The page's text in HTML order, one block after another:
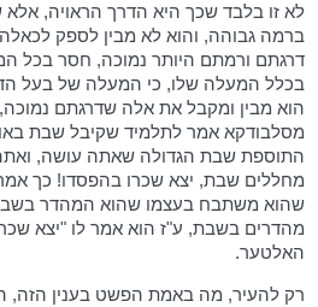
לא זו בלבד שכך היא הדרך הראויה,
ברמה גבוהה, והוא לא מבין לספק
דרגתם ורמתם היותר נמוכה, חסר בכל
בכלל המעלה שלו, כי המעלה של בעל
הוא מבין ומקבל את אלה שדרגתם
מסלבודקא אמר לתלמיד שקיבל שבת
התוספת שבת הגדולה שאתה עושה,
מחללים שבת, יצא שכרו בהפסדו! כך
שהוא משתבח בעצמו שהוא המהדר
מהדרים בשבת, ע"ז הוא אמר לו "יצא
האלטער.
רק להעיר, מה באמת הפשט בענין הזה,